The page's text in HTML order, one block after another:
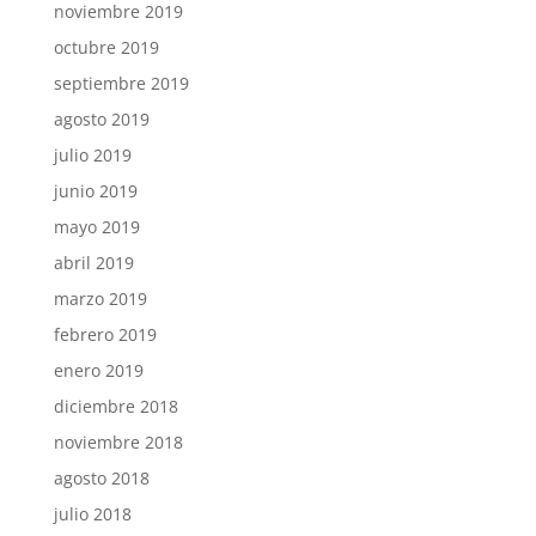
noviembre 2019
octubre 2019
septiembre 2019
agosto 2019
julio 2019
junio 2019
mayo 2019
abril 2019
marzo 2019
febrero 2019
enero 2019
diciembre 2018
noviembre 2018
agosto 2018
julio 2018